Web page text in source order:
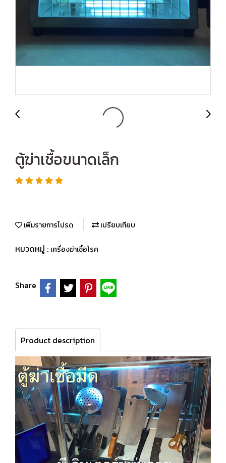
ตู้ฆ่าเชื้อขนาดเล็ก
เพิ่มรายการโปรด เปรียบเทียบ
หมวดหมู่ : เครื่องฆ่าเชื้อโรค
Share
Product description